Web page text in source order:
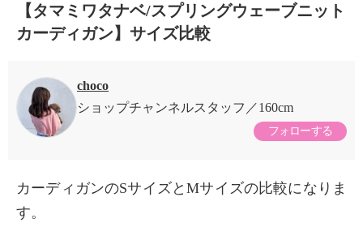
【タマミワタナベ/スプリングウェーブニット
カーディガン】サイズ比較
choco
ショップチャンネルスタッフ
160cm
フォローする
カーディガンのSサイズとMサイズの比較になりま
す。